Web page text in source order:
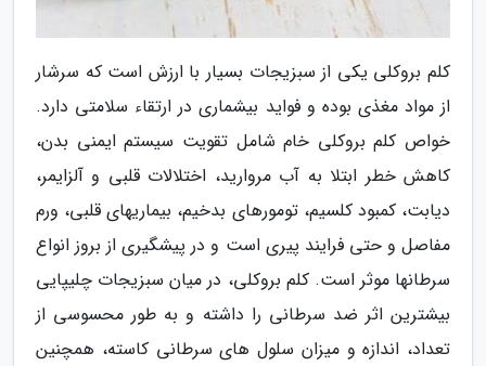
کلم بروکلی یکی از سبزیجات بسیار با ارزش است که سرشار
از مواد مغذی بوده و فواید بیشماری در ارتقاء سلامتی دارد.
خواص کلم بروکلی خام شامل تقویت سیستم ایمنی بدن،
کاهش خطر ابتلا به آب مروارید، اختلالات قلبی و آلزایمر،
دیابت، کمبود کلسیم، تومورهای بدخیم، بیماریهای قلبی، ورم
مفاصل و حتی فرایند پیری است و در پیشگیری از بروز انواع
سرطانها موثر است. کلم بروکلی، در میان سبزیجات چلیپایی
بیشترین اثر ضد سرطانی را داشته و به طور محسوسی از
تعداد، اندازه و میزان سلول های سرطانی کاسته، همچنین